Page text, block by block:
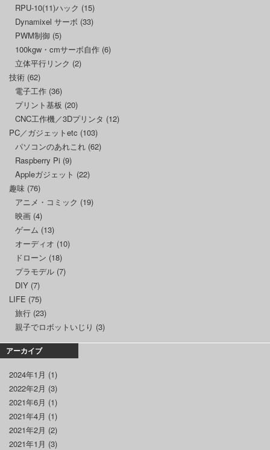
RPU-10(11)ハック (15)
Dynamixel サーボ (33)
PWM制御 (5)
100kgw・cmサーボ自作 (6)
立体平行リンク (2)
技術 (62)
電子工作 (36)
プリント基板 (20)
CNC工作機／3Dプリンタ (12)
PC／ガジェットetc (103)
パソコンのあれこれ (62)
Raspberry Pi (9)
Appleガジェット (22)
趣味 (76)
アニメ・コミック (19)
映画 (4)
ゲーム (13)
オーディオ (10)
ドローン (18)
プラモデル (7)
DIY (7)
LIFE (75)
旅行 (23)
親子でロボットいじり (3)
アーカイブ
2024年1月 (1)
2022年2月 (3)
2021年6月 (1)
2021年4月 (1)
2021年2月 (2)
2021年1月 (3)